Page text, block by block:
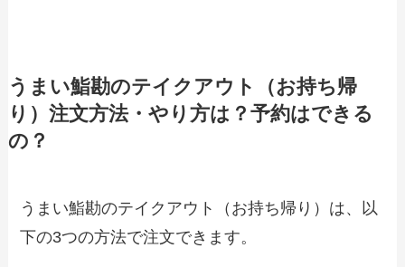
文方法やキャンペーン情報も解説
【2024年最新】鳥貴族のテイクアウト全
うまい鮨勘のテイクアウト（お持ち帰
り）注文方法・やり方は？予約はできる
の？
うまい鮨勘のテイクアウト（お持ち帰り）は、以
下の3つの方法で注文できます。